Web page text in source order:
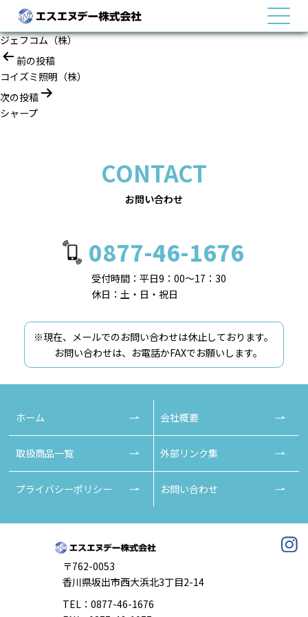
MENU
ジェフコム（株）
投
稿
ビ
ゲ
前の投稿
コイズミ照明（株）
次の投稿
シャープ
CONTACT
お問い合わせ
0877-46-1676
受付時間：平日9：00～17：30
休日：土・日・祝日
※現在、メールでのお問い合わせは休止しております。
お問い合わせは、お電話かFAXでお願いします。
ホーム 会社概要
取扱商品一覧 外部リンク集
プライバシーポリシー お問い合わせ
〒762-0053
香川県坂出市西大浜北3丁目2-14
TEL： 0877-46-1676